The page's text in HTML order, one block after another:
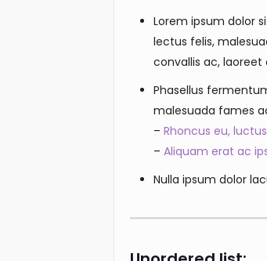
Lorem ipsum dolor
lectus felis,
convallis ac, laoreet
Phasellus
malesuada fames
– Rhoncus eu,
– Aliquam erat ac
Nulla ipsum dolor